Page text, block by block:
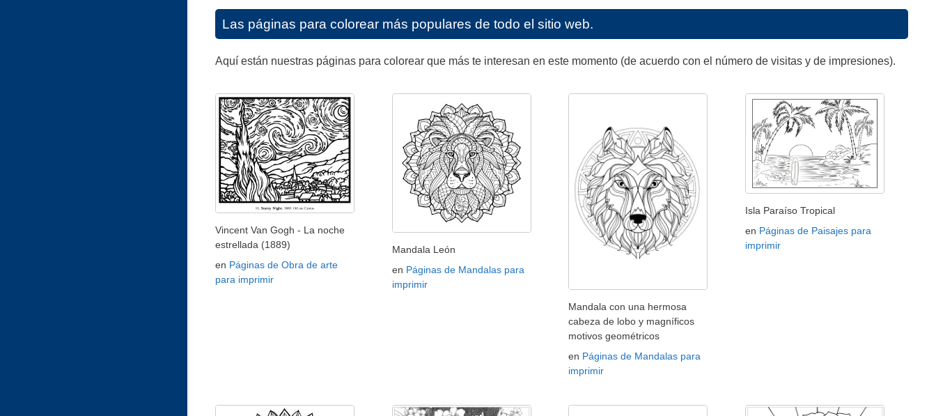
Las páginas para colorear más populares de todo el sitio web.
Aquí están nuestras páginas para colorear que más te interesan en este momento (de acuerdo con el número de visitas y de impresiones).
Vincent Van Gogh - La noche
estrellada (1889)
en Páginas de Obra de arte
para imprimir
Mandala León
en Páginas de Mandalas para
imprimir
Mandala con una hermosa
cabeza de lobo y magníficos
motivos geométricos
en Páginas de Mandalas para
imprimir
Isla Paraíso Tropical
en Páginas de Paisajes para
imprimir